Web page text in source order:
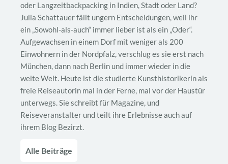
oder Langzeitbackpacking in Indien, Stadt oder Land?
Julia Schattauer fällt ungern Entscheidungen, weil ihr
ein „Sowohl-als-auch“ immer lieber ist als ein „Oder“.
Aufgewachsen in einem Dorf mit weniger als 200
Einwohnern in der Nordpfalz, verschlug es sie erst nach
München, dann nach Berlin und immer wieder in die
weite Welt. Heute ist die studierte Kunsthistorikerin als
freie Reiseautorin mal in der Ferne, mal vor der Haustür
unterwegs. Sie schreibt für Magazine, und
Reiseveranstalter und teilt ihre Erlebnisse auch auf
ihrem Blog Bezirzt.
Alle Beiträge